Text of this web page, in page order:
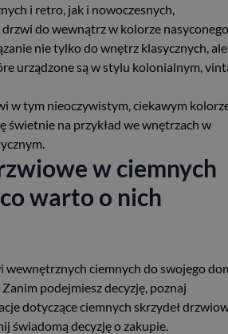
i retro, jak i nowoczesnych,
do wewnątrz w kolorze nasyconego
nie tylko do wnętrz klasycznych, ale
urządzone są w stylu kolonialnym,
w tym nieoczywistym, ciekawym
świetnie na przykład we wnętrzach w
w ciemnych
warto o nich
wewnętrznych ciemnych do swojego
podejmiesz decyzję, poznaj
dotyczące ciemnych skrzydeł
świadomą decyzję o zakupie.